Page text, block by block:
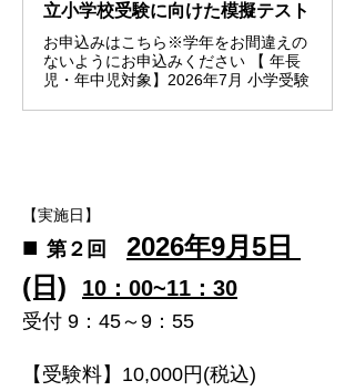
立小学校受験に向けた模擬テスト
お申込みはこちら※学年をお間違えの
ないようにお申込みください 【 年長
児・年中児対象】2026年7月 小学受験
【実施日】
■ 第２回 ​2026年9月5日
(日)
10：00~11：30
受付 9：45～9：55
【受験料】10,000円(税込)